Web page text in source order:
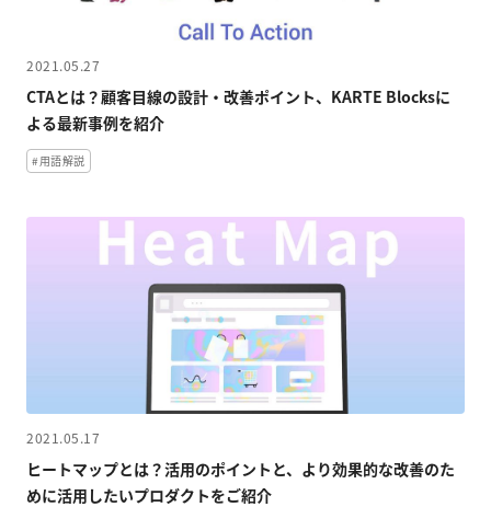
2021.05.27
CTAとは？顧客目線の設計・改善ポイント、KARTE Blocksに
よる最新事例を紹介
#用語解説
2021.05.17
ヒートマップとは？活用のポイントと、より効果的な改善のた
めに活用したいプロダクトをご紹介